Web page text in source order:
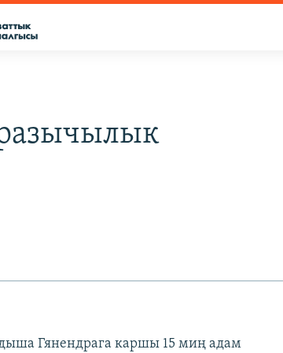
Гянендрага каршы 15 миң адам